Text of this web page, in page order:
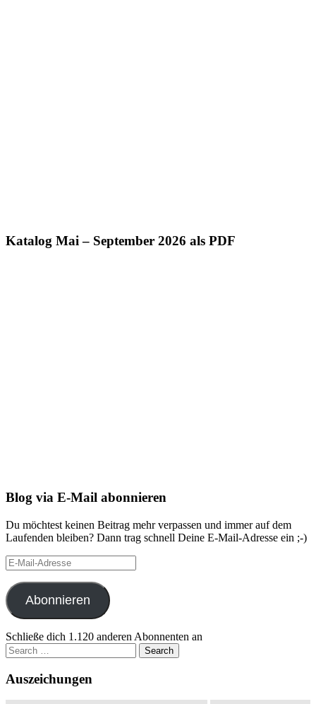
Katalog Mai – September 2026 als PDF
Blog via E-Mail abonnieren
Du möchtest keinen Beitrag mehr verpassen und immer auf dem
Laufenden bleiben? Dann trag schnell Deine E-Mail-Adresse ein ;-)
E-
Mail-
Adresse
Abonnieren
Schließe dich 1.120 anderen Abonnenten an
Search
for:
Auszeichungen